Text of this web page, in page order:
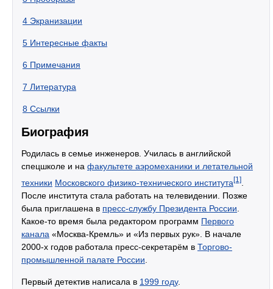
4 Экранизации
5 Интересные факты
6 Примечания
7 Литература
8 Ссылки
Биография
Родилась в семье инженеров. Училась в английской
спецшколе и на факультете аэромеханики и летательной
техники Московского физико-технического института[1]
После института стала работать на телевидении. Позже
была приглашена в пресс-службу Президента России
Какое-то время была редактором программ Первого
канала «Москва-Кремль» и «Из первых рук». В начале
2000-х годов работала пресс-секретарём в Торгово-
промышленной палате России
Первый детектив написала в 1999 году.